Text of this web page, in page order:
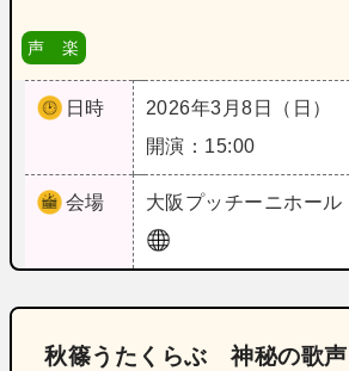
声 楽
日時
2026年3月8日（日）
開演：15:00
会場 大阪 プッチーニホール
秋篠うたくらぶ 神秘の歌